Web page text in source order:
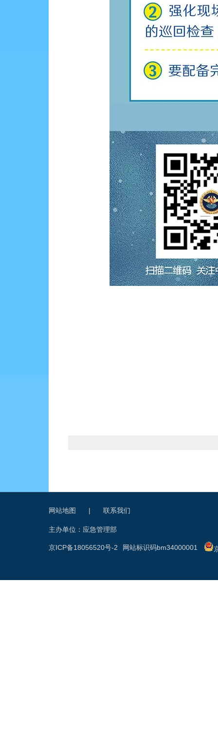
网站地图 | 联系我们
主办单位：应急管理部
网站标识码bm34000001
京ICP备18056520号-2